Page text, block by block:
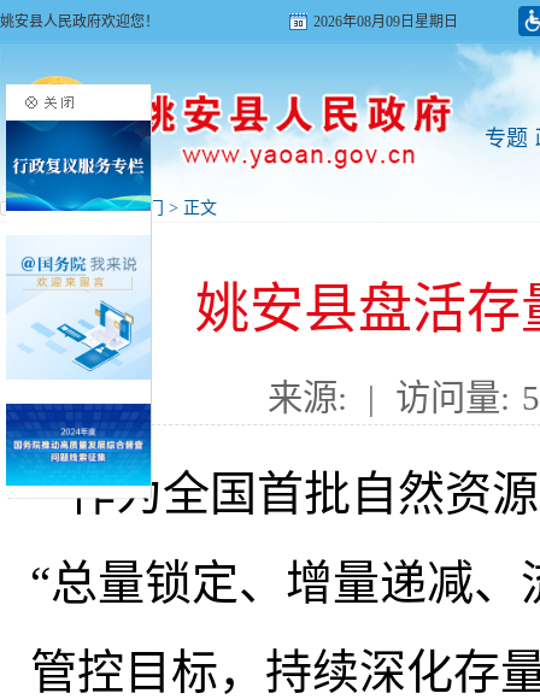
姚安县人民政府欢迎您！ 2026年08月09日星期日
专题
首页>新闻>部门 > 正文
姚安县盘活存
来源: | 访问量:
作为全国首批自然资
“总量锁定、增量递减
管控目标，持续深化存